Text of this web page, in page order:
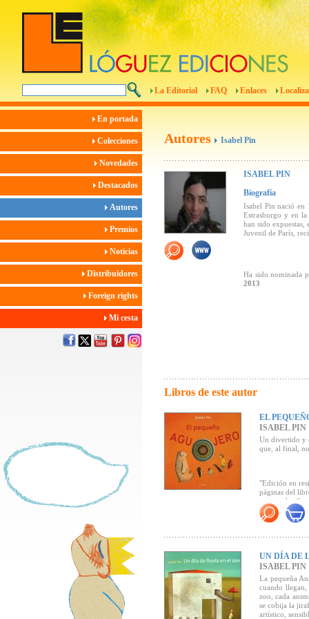
La Editorial FAQ Enlaces
En portada
Colecciones
Novedades
Destacados
Autores
Premios
Noticias
Distribuidores
Foreign rights
Mi cesta
Autores Isabel Pin
ISABEL PIN
Biografía
Isabel Pin nació en
Estrasburgo y en
han sido
Juvenil de París,
Ha sido nominada
2013
Libros de este autor
EL
ISABEL PIN
Un divertido y
que, al final,
"Edición en
páginas del
estupendas
prelectores y
pequeños.”
UN DÍA DE
ISABEL PIN
La pequeña
cuando llegan,
zoo, cada
se cobija la
artístico,